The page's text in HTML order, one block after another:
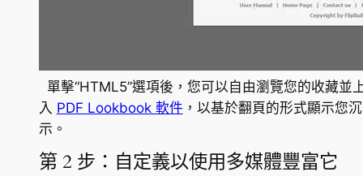
單擊“HTML5”選項後，您可以自由瀏覽您的收藏並
入 PDF Lookbook 軟件 ，以基於翻頁的形式顯示您
示。
第 2 步：自定義以使用多媒體豐富它